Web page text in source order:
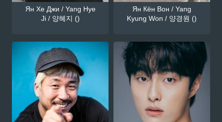
Ян Хе Джи / Yang Hye
Ji / 양혜지 ()
Ян Кён Вон / Yang
Kyung Won / 양경원 ()